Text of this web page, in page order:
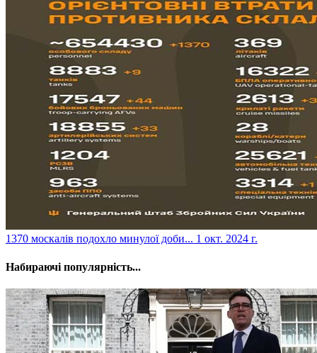
​1370 москалів подохло минулої доби... 1 окт. 2024 г.
Набираючі популярність...